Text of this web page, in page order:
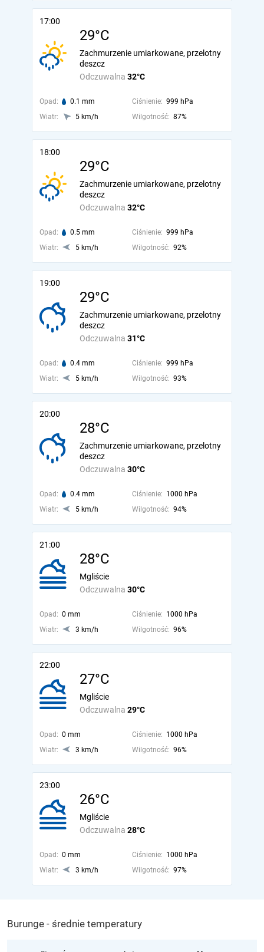
17:00
29°C
Odczuwalna 32°C
Zachmurzenie umiarkowane, przelotny
deszcz
Opad: 0.1 mm Ciśnienie: 999 hPa
Wiatr:
5 km/h Wilgotność: 87%
18:00
29°C
Odczuwalna 32°C
Zachmurzenie umiarkowane, przelotny
deszcz
Opad: 0.5 mm Ciśnienie: 999 hPa
Wiatr:
5 km/h Wilgotność: 92%
19:00
29°C
Odczuwalna 31°C
Zachmurzenie umiarkowane, przelotny
deszcz
Opad: 0.4 mm Ciśnienie: 999 hPa
Wiatr:
5 km/h Wilgotność: 93%
20:00
28°C
Odczuwalna 30°C
Zachmurzenie umiarkowane, przelotny
deszcz
Opad: 0.4 mm Ciśnienie: 1000 hPa
Wiatr:
5 km/h Wilgotność: 94%
21:00
28°C
Odczuwalna 30°C
Mgliście
Opad: 0 mm Ciśnienie: 1000 hPa
Wiatr:
3 km/h Wilgotność: 96%
22:00
27°C
Odczuwalna 29°C
Mgliście
Opad: 0 mm Ciśnienie: 1000 hPa
Wiatr:
3 km/h Wilgotność: 96%
23:00
26°C
Odczuwalna 28°C
Mgliście
Opad: 0 mm Ciśnienie: 1000 hPa
Wiatr:
3 km/h Wilgotność: 97%
Burunge - średnie temperatury